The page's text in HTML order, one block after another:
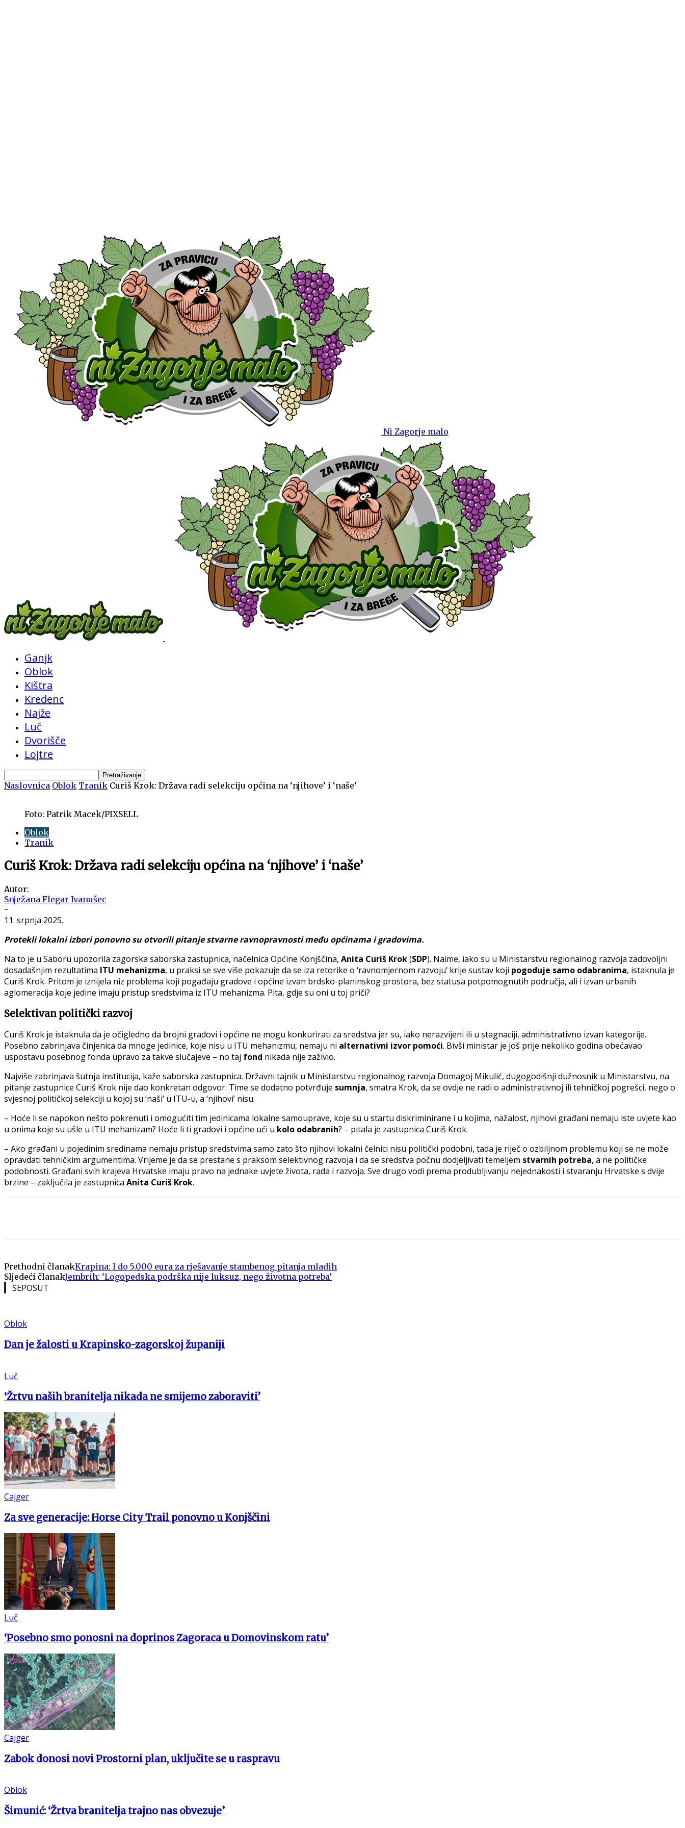
Ni Zagorje malo
Ganjk
Oblok
Kištra
Kredenc
Najže
Luč
Dvorišče
Lojtre
Naslovnica Oblok Tranik Curiš Krok: Država radi selekciju općina na ‘njihove’ i ‘naše’
Foto: Patrik Macek/PIXSELL
Oblok
Tranik
Curiš Krok: Država radi selekciju općina na ‘njihove’ i ‘naše’
Autor:
Snježana Flegar Ivanušec
-
11. srpnja 2025.
Protekli lokalni izbori ponovno su otvorili pitanje stvarne ravnopravnosti među općinama i gradovima.
Na to je u Saboru upozorila zagorska saborska zastupnica, načelnica Općine Konjščina, Anita Curiš Krok(SDP). Naime, iako su u Ministarstvu regionalnog razvoja zadovoljni
dosadašnjim rezultatima ITU mehanizma, u praksi se sve više pokazuje da se iza retorike o ‘ravnomjernom razvoju’ krije sustav koji pogoduje samo odabranima, istaknula je
Curiš Krok. Pritom je iznijela niz problema koji pogađaju gradove i općine izvan brdsko-planinskog prostora, bez statusa potpomognutih područja, ali i izvan urbanih
aglomeracija koje jedine imaju pristup sredstvima iz ITU mehanizma. Pita, gdje su oni u toj priči?
Selektivan politički razvoj
Curiš Krok je istaknula da je očigledno da brojni gradovi i općine ne mogu konkurirati za sredstva jer su, iako nerazvijeni ili u stagnaciji, administrativno izvan kategorije.
Posebno zabrinjava činjenica da mnoge jedinice, koje nisu u ITU mehanizmu, nemaju ni alternativni izvor pomoći. Bivši ministar je još prije nekoliko godina obećavao
uspostavu posebnog fonda upravo za takve slučajeve – no taj fond nikada nije zaživio.
Najviše zabrinjava šutnja institucija, kaže saborska zastupnica. Državni tajnik u Ministarstvu regionalnog razvoja Domagoj Mikulić, dugogodišnji dužnosnik u Ministarstvu, na
pitanje zastupnice Curiš Krok nije dao konkretan odgovor. Time se dodatno potvrđuje sumnja, smatra Krok, da se ovdje ne radi o administrativnoj ili tehničkoj pogrešci, nego o
svjesnoj političkoj selekciji u kojoj su ‘naši’ u ITU-u, a ‘njihovi’ nisu.
– Hoće li se napokon nešto pokrenuti i omogućiti tim jedinicama lokalne samouprave, koje su u startu diskriminirane i u kojima, nažalost, njihovi građani nemaju iste uvjete kao
u onima koje su ušle u ITU mehanizam? Hoće li ti gradovi i općine ući u kolo odabranih? – pitala je zastupnica Curiš Krok.
– Ako građani u pojedinim sredinama nemaju pristup sredstvima samo zato što njihovi lokalni čelnici nisu politički podobni, tada je riječ o ozbiljnom problemu koji se ne može
opravdati tehničkim argumentima. Vrijeme je da se prestane s praksom selektivnog razvoja i da se sredstva počnu dodjeljivati temeljem stvarnih potreba, a ne političke
podobnosti. Građani svih krajeva Hrvatske imaju pravo na jednake uvjete života, rada i razvoja. Sve drugo vodi prema produbljivanju nejednakosti i stvaranju Hrvatske s dvije
brzine – zaključila je zastupnica Anita Curiš Krok.
Prethodni članakKrapina: I do 5.000 eura za rješavanje stambenog pitanja mladih
Sljedeći članakJembrih: ‘Logopedska podrška nije luksuz, nego životna potreba’
SEPOSUT
Oblok
Dan je žalosti u Krapinsko-zagorskoj županiji
Luč
‘Žrtvu naših branitelja nikada ne smijemo zaboraviti’
Cajger
Za sve generacije: Horse City Trail ponovno u Konjščini
Luč
‘Posebno smo ponosni na doprinos Zagoraca u Domovinskom ratu’
Cajger
Zabok donosi novi Prostorni plan, uključite se u raspravu
Oblok
Šimunić: ‘Žrtva branitelja trajno nas obvezuje’